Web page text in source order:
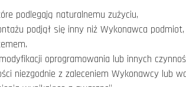
podlegają naturalnemu zużyciu,
podjął się inny niż Wykonawca podmiot,
oprogramowania lub innych
niezgodnie z zaleceniem Wykonawcy lub